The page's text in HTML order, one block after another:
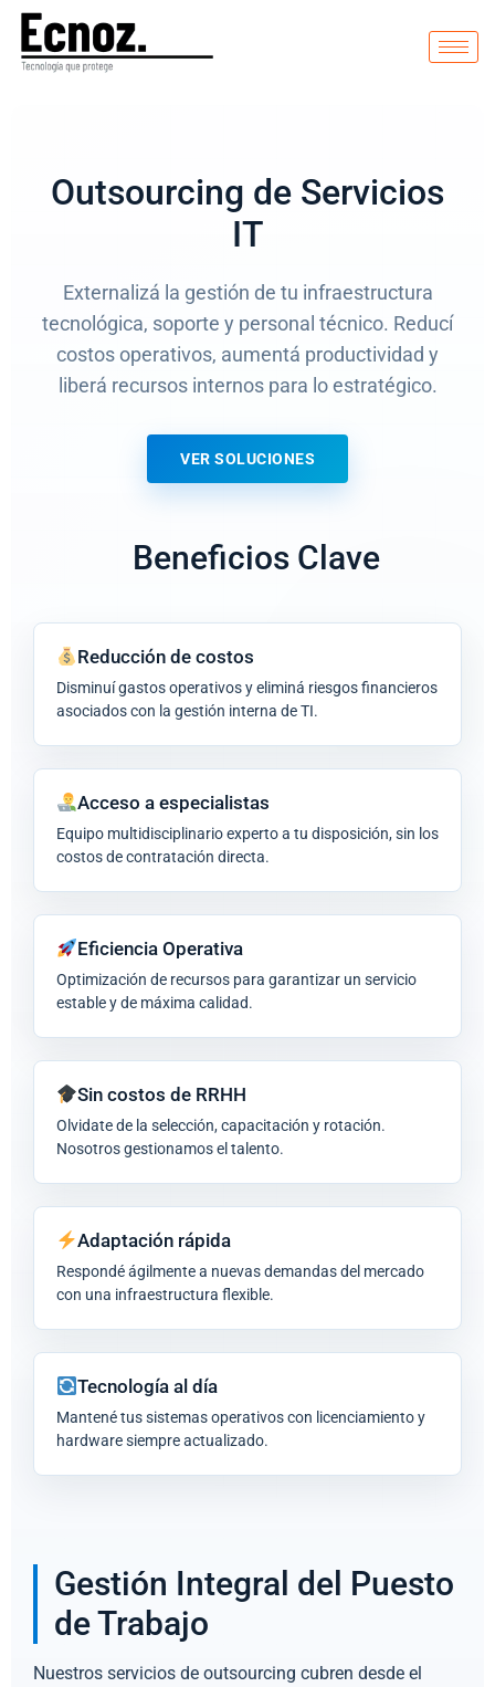
Outsourcing de Servicios
IT
Externalizá la gestión de tu infraestructura
tecnológica, soporte y personal técnico. Reducí
costos operativos, aumentá productividad y
liberá recursos internos para lo estratégico.
VER SOLUCIONES
Beneficios Clave
Reducción de costos
Disminuí gastos operativos y eliminá riesgos financieros
asociados con la gestión interna de TI.
Acceso a especialistas
Equipo multidisciplinario experto a tu disposición, sin los
costos de contratación directa.
Eficiencia Operativa
Optimización de recursos para garantizar un servicio
estable y de máxima calidad.
Sin costos de RRHH
Olvidate de la selección, capacitación y rotación.
Nosotros gestionamos el talento.
Adaptación rápida
Respondé ágilmente a nuevas demandas del mercado
con una infraestructura flexible.
Tecnología al día
Mantené tus sistemas operativos con licenciamiento y
hardware siempre actualizado.
Gestión Integral del Puesto
de Trabajo
Nuestros servicios de outsourcing cubren desde el